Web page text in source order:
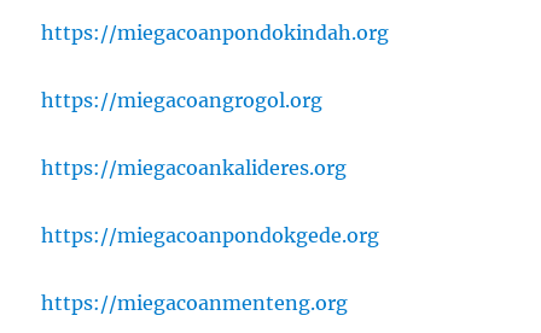
https://miegacoanpondokindah.org
https://miegacoangrogol.org
https://miegacoankalideres.org
https://miegacoanpondokgede.org
https://miegacoanmenteng.org